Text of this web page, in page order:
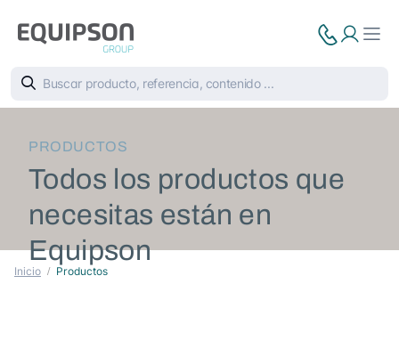
PRODUCTOS
Todos los productos que
necesitas están en
Equipson
Inicio Productos